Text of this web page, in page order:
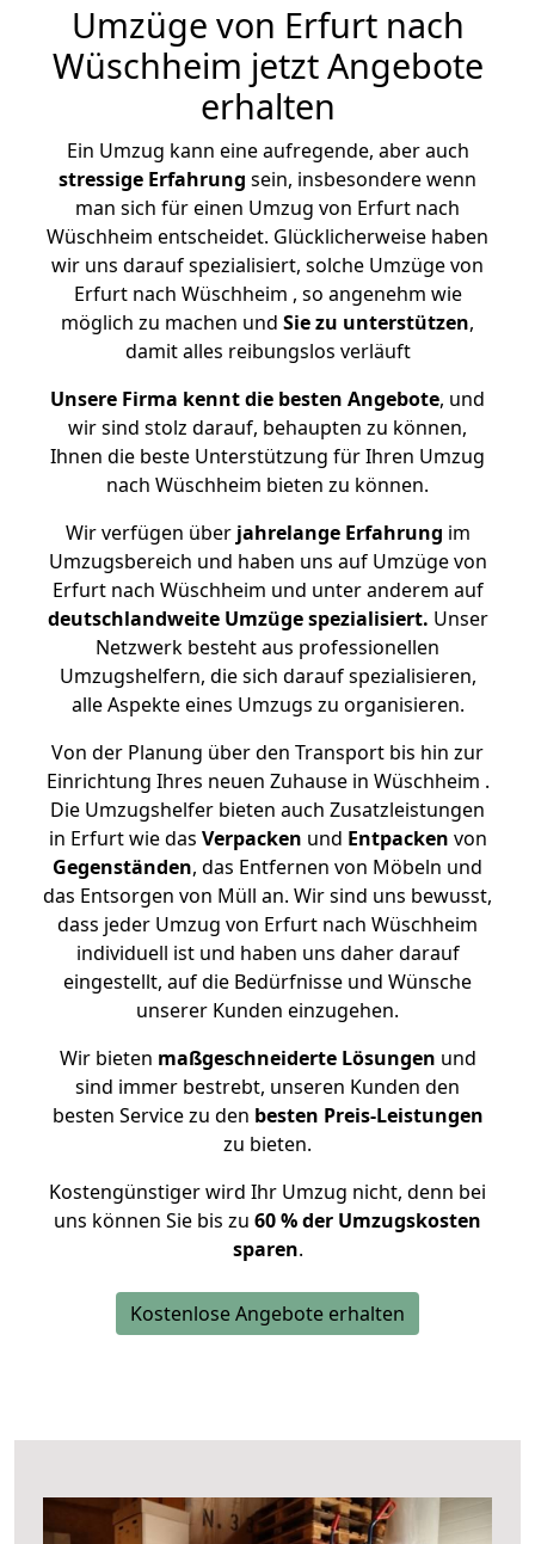
Umzüge von Erfurt nach
Wüschheim jetzt Angebote
erhalten
Ein Umzug kann eine aufregende, aber auch
stressige Erfahrung sein, insbesondere wenn
man sich für einen Umzug von Erfurt nach
Wüschheim entscheidet. Glücklicherweise haben
wir uns darauf spezialisiert, solche Umzüge von
Erfurt nach Wüschheim , so angenehm wie
möglich zu machen und Sie zu unterstützen,
damit alles reibungslos verläuft
Unsere Firma kennt die besten Angebote, und
wir sind stolz darauf, behaupten zu können,
Ihnen die beste Unterstützung für Ihren Umzug
nach Wüschheim bieten zu können.
Wir verfügen überjahrelange Erfahrung im
Umzugsbereich und haben uns auf Umzüge von
Erfurt nach Wüschheim und unter anderem auf
deutschlandweite Umzüge spezialisiert. Unser
Netzwerk besteht aus professionellen
Umzugshelfern, die sich darauf spezialisieren,
alle Aspekte eines Umzugs zu organisieren.
Von der Planung über den Transport bis hin zur
Einrichtung Ihres neuen Zuhause in Wüschheim .
Die Umzugshelfer bieten auch Zusatzleistungen
in Erfurt wie das Verpacken und Entpacken von
Gegenständen, das Entfernen von Möbeln und
das Entsorgen von Müll an. Wir sind uns bewusst,
dass jeder Umzug von Erfurt nach Wüschheim
individuell ist und haben uns daher darauf
eingestellt, auf die Bedürfnisse und Wünsche
unserer Kunden einzugehen.
Wir bieten maßgeschneiderte Lösungen und
sind immer bestrebt, unseren Kunden den
besten Service zu den besten Preis-Leistungen
zu bieten.
Kostengünstiger wird Ihr Umzug nicht, denn bei
uns können Sie bis zu 60 % der Umzugskosten
sparen.
Kostenlose Angebote erhalten